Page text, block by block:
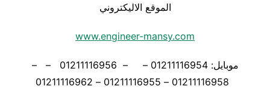
الموقع الاليكتروني
www.engineer-mansy.com
موبايل: 01211116954 – – 01211116956 – –